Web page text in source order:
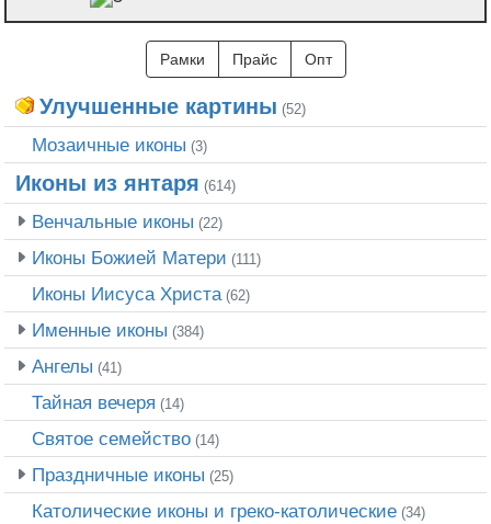
Рамки Прайс Опт
Улучшенные картины (52)
Мозаичные иконы (3)
Иконы из янтаря (614)
Венчальные иконы (22)
Иконы Божией Матери (111)
Иконы Иисуса Христа(62)
Именные иконы (384)
Ангелы (41)
Тайная вечеря (14)
Святое семейство (14)
Праздничные иконы (25)
Католические иконы и греко-католические (34)